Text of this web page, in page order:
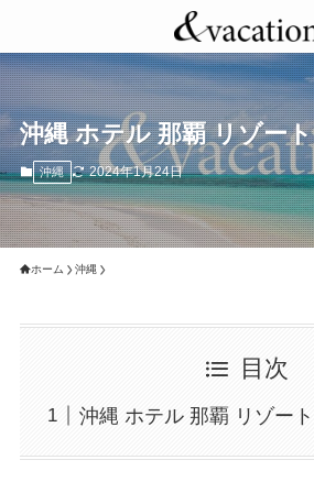
沖縄 ホテル 那覇 リゾート
沖縄 2024年1月24日
ホーム 沖縄
目次
沖縄 ホテル 那覇 リゾート